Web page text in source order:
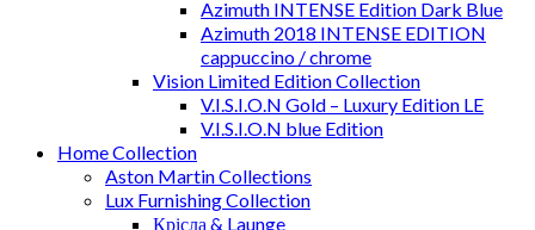
Azimuth INTENSE Edition Dark Blue
Azimuth 2018 INTENSE EDITION
cappuccino / chrome
Vision Limited Edition Collection
V.I.S.I.O.N Gold – Luxury Edition LE
V.I.S.I.O.N blue Edition
Home Collection
Aston Martin Collections
Lux Furnishing Collection
Крісла & Launge